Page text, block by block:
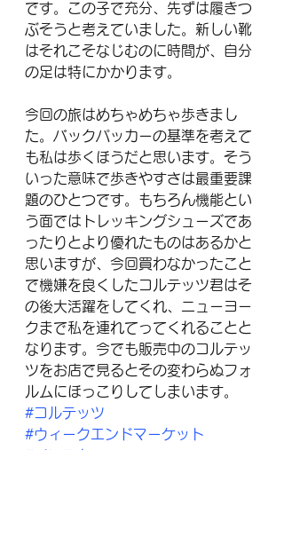
です。この子で充分、先ずは履きつ
ぶそうと考えていました。新しい靴
はそれこそなじむのに時間が、自分
の足は特にかかります。
今回の旅はめちゃめちゃ歩きまし
た。バックパッカーの基準を考えて
も私は歩くほうだと思います。そう
いった意味で歩きやすさは最重要課
題のひとつです。もちろん機能とい
う面ではトレッキングシューズであ
ったりとより優れたものはあるかと
思いますが、今回買わなかったこと
で機嫌を良くしたコルテッツ君はそ
の後大活躍をしてくれ、ニューヨー
クまで私を連れてってくれることと
なります。今でも販売中のコルテッ
ツをお店で見るとその変わらぬフォ
ルムにほっこりしてしまいます。
#コルテッツ
#ウィークエンドマーケット